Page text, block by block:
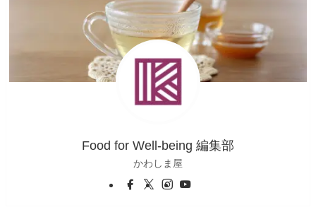
Food for Well-being 編集部
かわしま屋